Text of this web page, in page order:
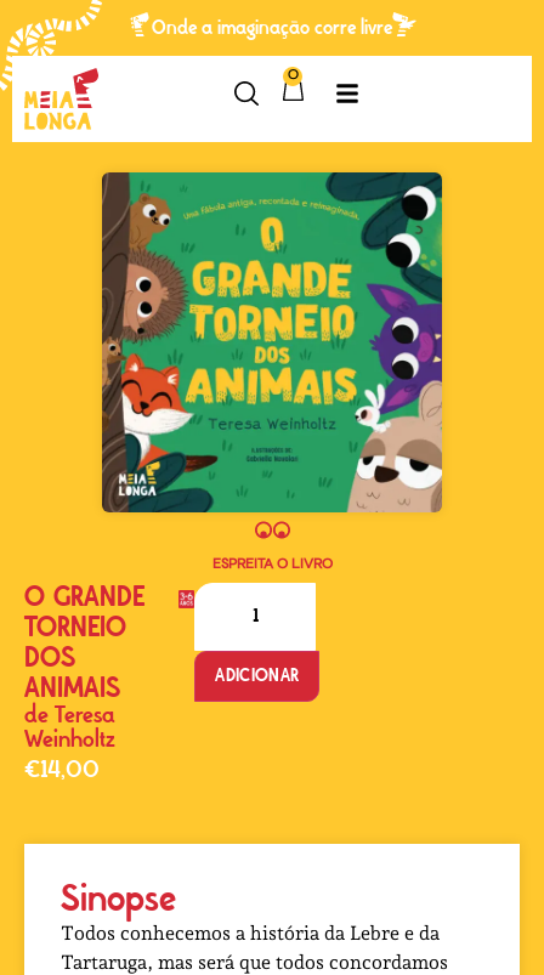
Onde a imaginação corre livre
0
ESPREITA O LIVRO
O GRANDE
TORNEIO
DOS
ANIMAIS
de
Teresa
Weinholtz
€14,00
ADICIONAR
Sinopse
Todos conhecemos a história da Lebre e da
Tartaruga, mas será que todos concordamos